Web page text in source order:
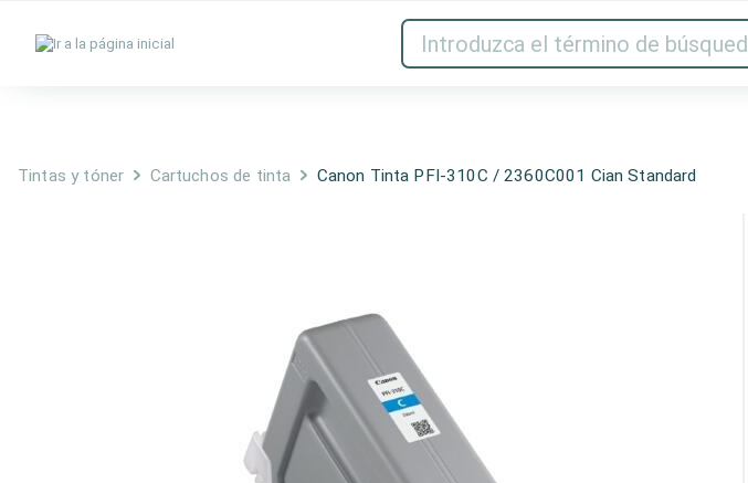
Red Audio y vídeo Impresora y
Tintas y tóner Cartuchos de tinta Canon Tinta PFI-310C / 2360C001 Cian Standard